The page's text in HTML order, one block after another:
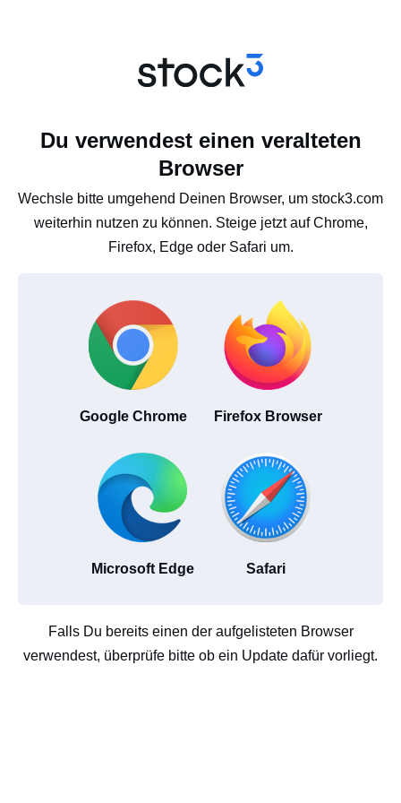
Du verwendest einen veralteten
Browser
Wechsle bitte umgehend Deinen Browser, um stock3.com
weiterhin nutzen zu können. Steige jetzt auf Chrome,
Firefox, Edge oder Safari um.
Google Chrome Firefox Browser
Microsoft Edge Safari
Falls Du bereits einen der aufgelisteten Browser
verwendest, überprüfe bitte ob ein Update dafür vorliegt.